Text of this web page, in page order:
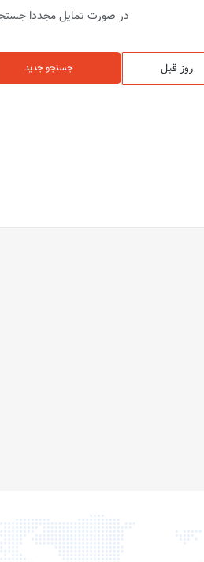
در صورت تمایل مجددا جستجو
روز قبل جستجو جدید